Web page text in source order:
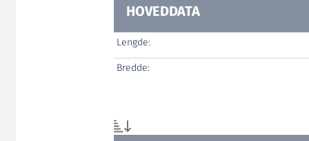
HOVEDDATA
Lengde:
Bredde: